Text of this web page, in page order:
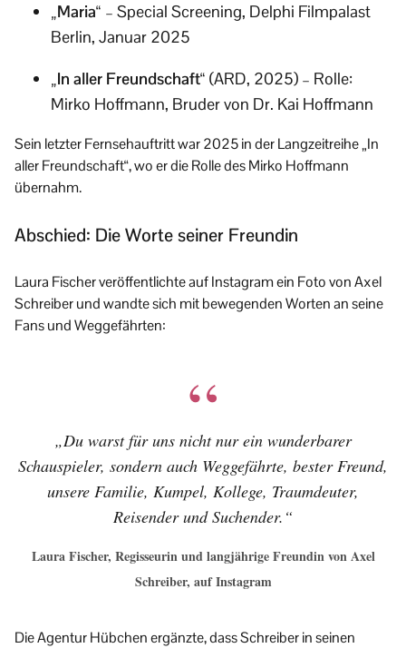
„Maria“ – Special Screening, Delphi Filmpalast
Berlin, Januar 2025
„In aller Freundschaft“ (ARD, 2025) – Rolle:
Mirko Hoffmann, Bruder von Dr. Kai Hoffmann
Sein letzter Fernsehauftritt war 2025 in der Langzeitreihe „In
aller Freundschaft“, wo er die Rolle des Mirko Hoffmann
übernahm.
Abschied: Die Worte seiner Freundin
Laura Fischer veröffentlichte auf Instagram ein Foto von Axel
Schreiber und wandte sich mit bewegenden Worten an seine
Fans und Weggefährten:
„Du warst für uns nicht nur ein wunderbarer
Schauspieler, sondern auch Weggefährte, bester Freund,
unsere Familie, Kumpel, Kollege, Traumdeuter,
Reisender und Suchender.“
Laura Fischer, Regisseurin und langjährige Freundin von Axel
Schreiber, auf Instagram
Die Agentur Hübchen ergänzte, dass Schreiber in seinen